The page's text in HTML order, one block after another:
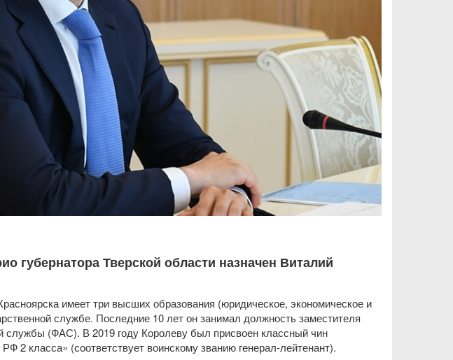
губернатора Тверской области назначен Виталий
имеет три высших образования (юридическое, экономическое и
службе. Последние 10 лет он занимал должность заместителя
службы (ФАС). В 2019 году Королеву был присвоен классный чин
2 класса» (соответствует воинскому званию генерал-лейтенант).